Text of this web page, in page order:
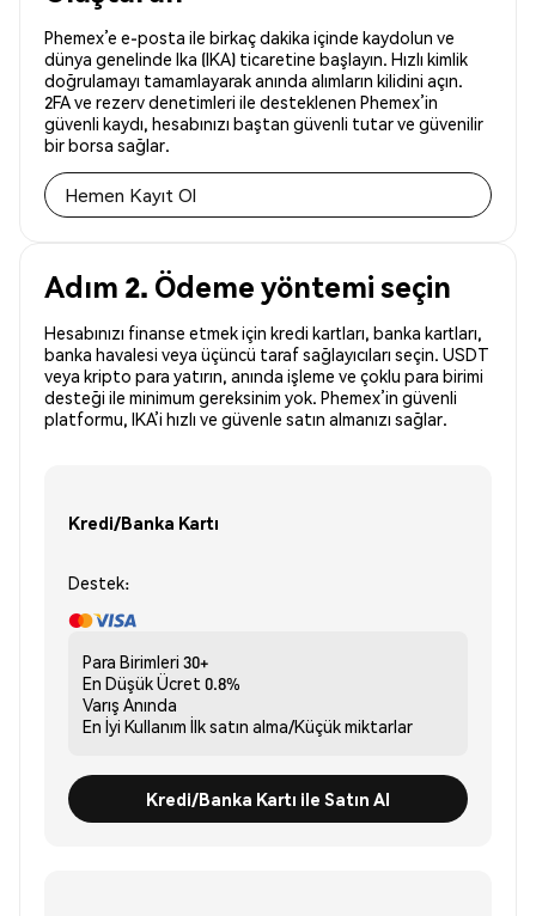
Phemex’e e-posta ile birkaç dakika içinde kaydolun ve
dünya genelinde Ika (IKA) ticaretine başlayın. Hızlı kimlik
doğrulamayı tamamlayarak anında alımların kilidini açın.
2FA ve rezerv denetimleri ile desteklenen Phemex’in
güvenli kaydı, hesabınızı baştan güvenli tutar ve güvenilir
bir borsa sağlar.
Hemen Kayıt Ol
Adım 2. Ödeme yöntemi seçin
Hesabınızı finanse etmek için kredi kartları, banka kartları,
banka havalesi veya üçüncü taraf sağlayıcıları seçin. USDT
veya kripto para yatırın, anında işleme ve çoklu para birimi
desteği ile minimum gereksinim yok. Phemex’in güvenli
platformu, IKA’i hızlı ve güvenle satın almanızı sağlar.
Kredi/Banka Kartı
Destek:
Para Birimleri 30+
En Düşük Ücret 0.8%
Varış Anında
En İyi Kullanım İlk satın alma/Küçük miktarlar
Kredi/Banka Kartı ile Satın Al